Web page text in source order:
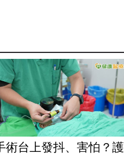
術台上發抖、害怕？護